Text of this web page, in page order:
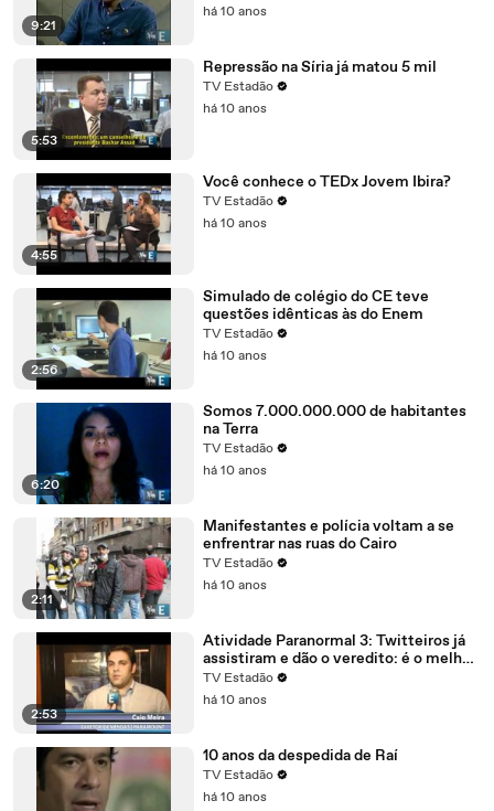
9:21
há 10 anos
5:53
Repressão na Síria já matou 5 mil
TV Estadão
há 10 anos
4:55
Você conhece o TEDx Jovem Ibira?
TV Estadão
há 10 anos
2:56
Simulado de colégio do CE teve
questões idênticas às do Enem
TV Estadão
há 10 anos
6:20
Somos 7.000.000.000 de habitantes
na Terra
TV Estadão
há 10 anos
2:11
Manifestantes e polícia voltam a se
enfrentrar nas ruas do Cairo
TV Estadão
há 10 anos
2:53
Atividade Paranormal 3: Twitteiros já
assistiram e dão o veredito: é o melhor
da série
TV Estadão
há 10 anos
10 anos da despedida de Raí
TV Estadão
há 10 anos